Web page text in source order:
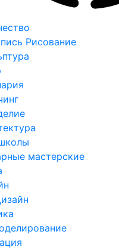
Рисование
мастерские